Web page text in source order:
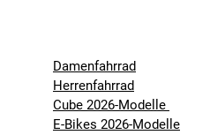
Damenfahrrad
Herrenfahrrad
Cube 2026-Modelle
E-Bikes 2026-Modelle